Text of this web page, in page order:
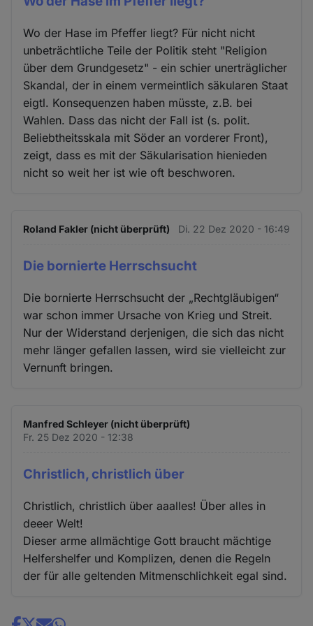
Wo der Hase im Pfeffer liegt? Für nicht nicht
unbeträchtliche Teile der Politik steht "Religion
über dem Grundgesetz" - ein schier unerträglicher
Skandal, der in einem vermeintlich säkularen Staat
eigtl. Konsequenzen haben müsste, z.B. bei
Wahlen. Dass das nicht der Fall ist (s. polit.
Beliebtheitsskala mit Söder an vorderer Front),
zeigt, dass es mit der Säkularisation hienieden
nicht so weit her ist wie oft beschworen.
Roland Fakler (nicht überprüft) Di. 22 Dez 2020 - 16:49
Die bornierte Herrschsucht
Die bornierte Herrschsucht der „Rechtgläubigen“
war schon immer Ursache von Krieg und Streit.
Nur der Widerstand derjenigen, die sich das nicht
mehr länger gefallen lassen, wird sie vielleicht zur
Vernunft bringen.
Manfred Schleyer (nicht überprüft)
Fr. 25 Dez 2020 - 12:38
Christlich, christlich über
Christlich, christlich über aaalles! Über alles in
deeer Welt!
Dieser arme allmächtige Gott braucht mächtige
Helfershelfer und Komplizen, denen die Regeln
der für alle geltenden Mitmenschlichkeit egal sind.